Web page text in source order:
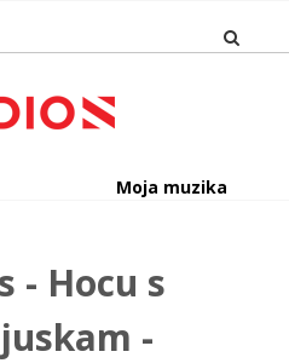
Moja muzika
- Hocu s
-